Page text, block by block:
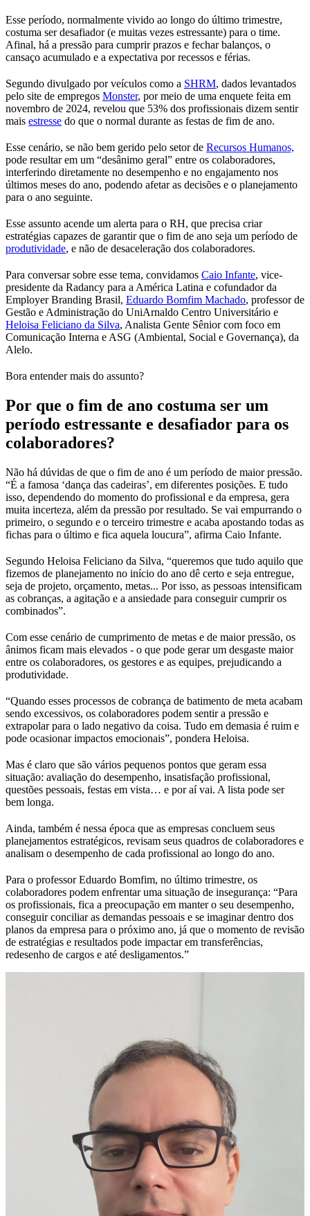
Esse período, normalmente vivido ao longo do último trimestre,
costuma ser desafiador (e muitas vezes estressante) para o time.
Afinal, há a pressão para cumprir prazos e fechar balanços, o
cansaço acumulado e a expectativa por recessos e férias.
Segundo divulgado por veículos como a SHRM, dados levantados
pelo site de empregos Monster, por meio de uma enquete feita em
novembro de 2024, revelou que 53% dos profissionais dizem sentir
mais estresse do que o normal durante as festas de fim de ano.
Esse cenário, se não bem gerido pelo setor de Recursos Humanos,
pode resultar em um “desânimo geral” entre os colaboradores,
interferindo diretamente no desempenho e no engajamento nos
últimos meses do ano, podendo afetar as decisões e o planejamento
para o ano seguinte.
Esse assunto acende um alerta para o RH, que precisa criar
estratégias capazes de garantir que o fim de ano seja um período de
produtividade, e não de desaceleração dos colaboradores.
Para conversar sobre esse tema, convidamos Caio Infante, vice-
presidente da Radancy para a América Latina e cofundador da
Employer Branding Brasil, Eduardo Bomfim Machado, professor de
Gestão e Administração do UniArnaldo Centro Universitário e
Heloisa Feliciano da Silva, Analista Gente Sênior com foco em
Comunicação Interna e ASG (Ambiental, Social e Governança), da
Alelo.
Bora entender mais do assunto?
Por que o fim de ano costuma ser um
período estressante e desafiador para os
colaboradores?
Não há dúvidas de que o fim de ano é um período de maior pressão.
“É a famosa ‘dança das cadeiras’, em diferentes posições. E tudo
isso, dependendo do momento do profissional e da empresa, gera
muita incerteza, além da pressão por resultado. Se vai empurrando o
primeiro, o segundo e o terceiro trimestre e acaba apostando todas as
fichas para o último e fica aquela loucura”, afirma Caio Infante.
Segundo Heloisa Feliciano da Silva, “queremos que tudo aquilo que
fizemos de planejamento no início do ano dê certo e seja entregue,
seja de projeto, orçamento, metas... Por isso, as pessoas intensificam
as cobranças, a agitação e a ansiedade para conseguir cumprir os
combinados”.
Com esse cenário de cumprimento de metas e de maior pressão, os
ânimos ficam mais elevados - o que pode gerar um desgaste maior
entre os colaboradores, os gestores e as equipes, prejudicando a
produtividade.
“Quando esses processos de cobrança de batimento de meta acabam
sendo excessivos, os colaboradores podem sentir a pressão e
extrapolar para o lado negativo da coisa. Tudo em demasia é ruim e
pode ocasionar impactos emocionais”, pondera Heloisa.
Mas é claro que são vários pequenos pontos que geram essa
situação: avaliação do desempenho, insatisfação profissional,
questões pessoais, festas em vista… e por aí vai. A lista pode ser
bem longa.
Ainda, também é nessa época que as empresas concluem seus
planejamentos estratégicos, revisam seus quadros de colaboradores e
analisam o desempenho de cada profissional ao longo do ano.
Para o professor Eduardo Bomfim, no último trimestre, os
colaboradores podem enfrentar uma situação de insegurança: “Para
os profissionais, fica a preocupação em manter o seu desempenho,
conseguir conciliar as demandas pessoais e se imaginar dentro dos
planos da empresa para o próximo ano, já que o momento de revisão
de estratégias e resultados pode impactar em transferências,
redesenho de cargos e até desligamentos.”